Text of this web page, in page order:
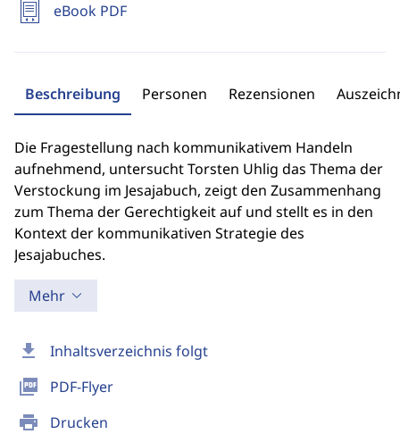
download Inhaltsverzeichnis folgt
picture_as_pdf PDF-Flyer
print Drucken
eBook PDF
Beschreibung Personen Rezensionen
Die Fragestellung nach kommunikativem Handeln
aufnehmend, untersucht Torsten Uhlig das Thema der
Verstockung im Jesajabuch, zeigt den Zusammenhang
zum Thema der Gerechtigkeit auf und stellt es in den
Kontext der kommunikativen Strategie des
Jesajabuches.
Mehr